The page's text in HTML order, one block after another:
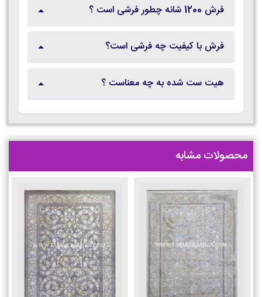
فرش 1200 شانه چطور فرشی است ؟
فرش با کیفیت چه فرشی است؟
هیت ست شده به چه معناست ؟
محصولات مشابه